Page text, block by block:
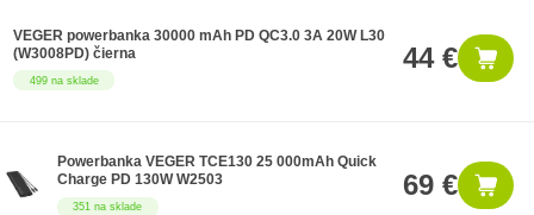
499 na sklade
VEGER powerbanka 30000 mAh PD QC3.0 3A 20W L30
(W3008PD) čierna
44 €
351 na sklade
Powerbanka VEGER TCE130 25 000mAh Quick
Charge PD 130W W2503
69 €